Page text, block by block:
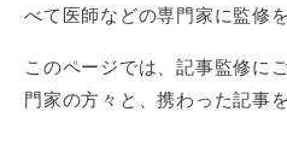
べて医師などの専門家に監修
このページでは、記事監修に
門家の方々と、携わった記事